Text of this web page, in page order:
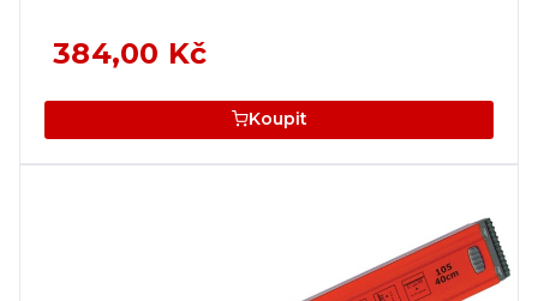
384,00 Kč
Koupit